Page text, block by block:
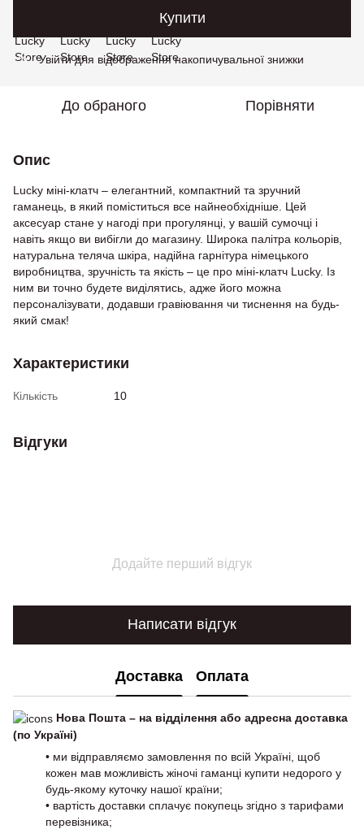
Купити
% Увійтидля відображення накопичувальної знижки
До обраного Порівняти
Опис
Lucky міні-клатч – елегантний, компактний та зручний
гаманець, в який поміститься все найнеобхідніше. Цей
аксесуар стане у нагоді при прогулянці, у вашій сумочці і
навіть якщо ви вибігли до магазину. Широка палітра кольорів,
натуральна теляча шкіра, надійна гарнітура німецького
виробництва, зручність та якість – це про міні-клатч Lucky. Із
ним ви точно будете виділятись, адже його можна
персоналізувати, додавши гравіювання чи тиснення на будь-
який смак!
Характеристики
Кількість 10
Відгуки
Додайте перший відгук
Написати відгук
Доставка Оплата
Нова Пошта – на відділення або адресна доставка
(по Україні)
• ми відправляємо замовлення по всій Україні, щоб
кожен мав можливість жіночі гаманці купити недорого у
будь-якому куточку нашої країни;
• вартість доставки сплачує покупець згідно з тарифами
перевізника;